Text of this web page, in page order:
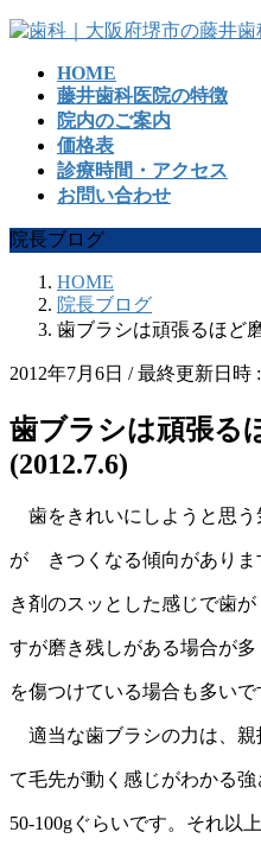
コ
ッ
プ
ナ
移
動
HOME
藤井歯科医院の特徴
院内のご案内
価格表
診療時間・アクセス
お問い合わせ
院長ブログ
HOME
院長ブログ
歯ブラシは頑張るほど
2012年7月6日 / 最終更新日時 :
歯ブラシは頑張る
(2012.7.6)
歯をきれいにしようと思う
が きつくなる傾向がありま
き剤のスッとした感じで歯
すが磨き残しがある場合が
を傷つけている場合も多いで
適当な歯ブラシの力は、親
て毛先が動く感じがわかる強
50-100gぐらいです。それ以